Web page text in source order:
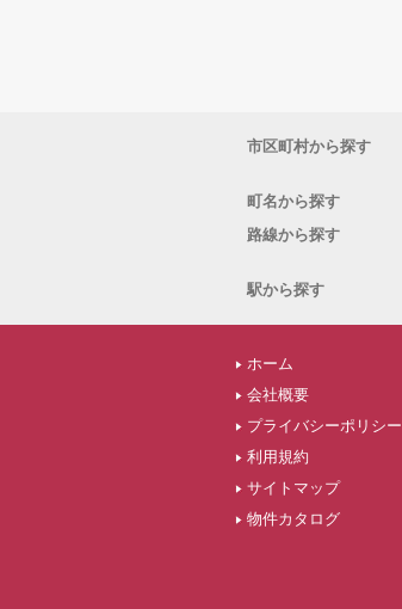
市区町村から探す
町名から探す
路線から探す
駅から探す
ホーム
会社概要
プライバシーポリシー
利用規約
サイトマップ
物件カタログ